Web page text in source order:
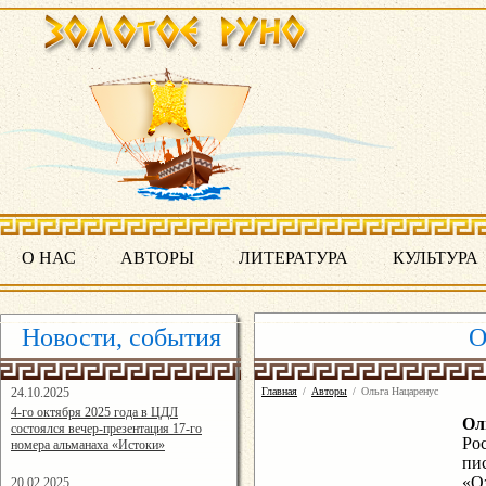
О НАС АВТОРЫ ЛИТЕРАТУРА КУЛЬТУРА
Новости, события
24.10.2025
16:19:07
4-го октября 2025 года в ЦДЛ
состоялся вечер-презентация 17-го
номера альманаха «Истоки»
20.02.2025
Главная / Авторы / Ольга Нацаренус